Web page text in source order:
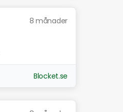
8 månader
Blocket.se